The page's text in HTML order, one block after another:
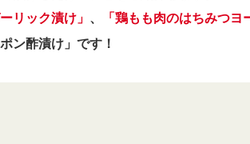
リック漬け」 、 「鶏もも肉のはちみつヨ
ン酢漬け」です！